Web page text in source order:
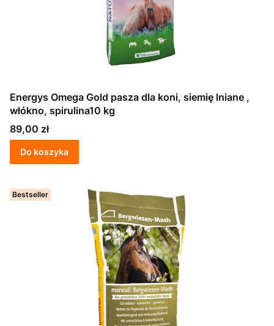
Energys Omega Gold pasza dla koni, siemię lniane ,
włókno, spirulina10 kg
Cena
89,00 zł
Do koszyka
Bestseller